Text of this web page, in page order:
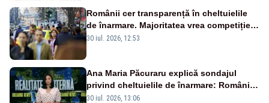
Românii cer transparență în cheltuielile
de înarmare. Majoritatea vrea competiție
reală și industrie locală – SONDAJ
30 iul. 2026, 12:53
Ana Maria Păcuraru explică sondajul
privind cheltuielile de înarmare: Românii
cer transparență în achiziții și un echilibru
30 iul. 2026, 13:06